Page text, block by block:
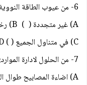
6- من عيوب الطاقة النووية :
A) غير متجددة ( ) B) رخيصة
C) في متناول الجميع ( ) D) متوفرة ( )
7- من الحلول لادارة الموارد:
A) اضاءة المصابيح طوال اليوم ( ) B) استخدام السيارة